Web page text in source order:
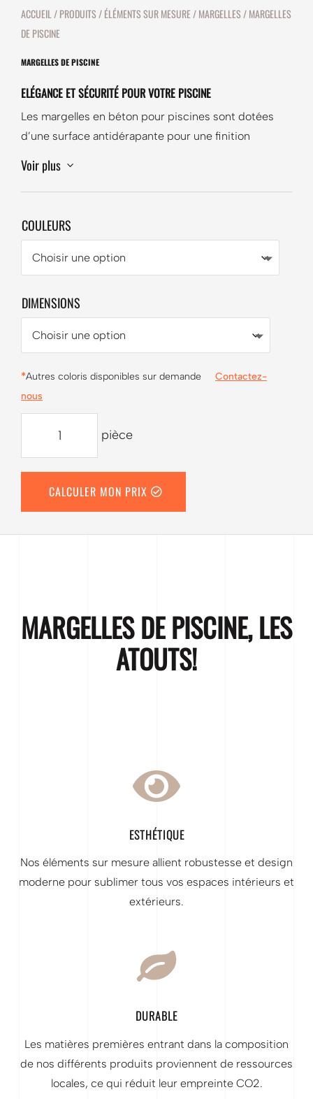
ACCUEIL /PRODUITS/ÉLÉMENTS SUR MESURE/MARGELLES/ MARGELLES
DE PISCINE
MARGELLES DE PISCINE
ELÉGANCE ET SÉCURITÉ POUR VOTRE PISCINE
Les margelles en béton pour piscines sont dotées
d’une surface antidérapante pour une finition
fonctionnel crée une transition harmonieuse entre la
piscine et les zones environnantes. Faciles à installer,
pour s’adapter parfaitement à votre style
d’aménagement extérieur tout en assurant une
durabilité et une résistance optimales.
Voir plus 3
COULEURS
DIMENSIONS
*Autres coloris disponibles sur demande
Contactez-
nous
MARGELLES
PISCINE
pièce
CALCULER MON PRIX
MARGELLES DE PISCINE, LES
ATOUTS!

ESTHÉTIQUE
Nos éléments sur mesure allient robustesse et design
moderne pour sublimer tous vos espaces intérieurs et
extérieurs.
DURABLE
Les matières premières entrant dans la composition
de nos différents produits proviennent de ressources
locales, ce qui réduit leur empreinte CO2.